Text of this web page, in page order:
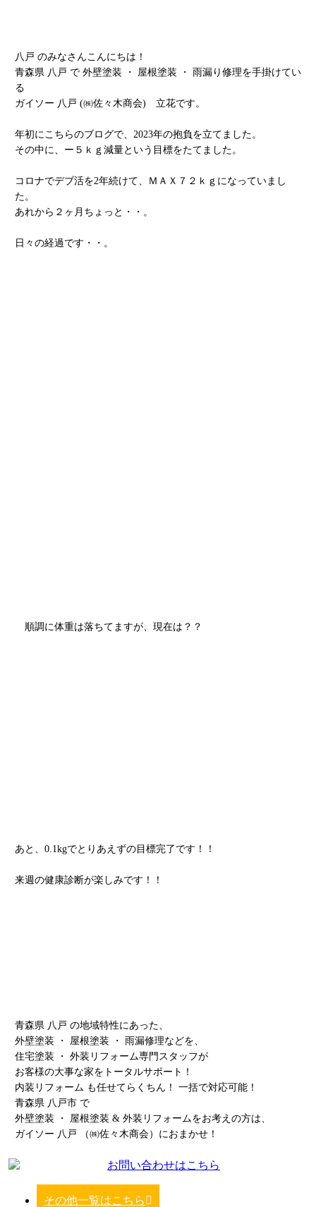
八戸 のみなさんこんにちは！
青森県 八戸 で 外壁塗装 ・ 屋根塗装 ・ 雨漏り修理を手掛けてい
る
ガイソー 八戸 (㈱佐々木商会) 立花です。
年初にこちらのブログで、2023年の抱負を立てました。
その中に、ー５ｋｇ減量という目標をたてました。
コロナでデブ活を2年続けて、ＭＡＸ７２ｋｇになっていまし
た。
あれから２ヶ月ちょっと・・。
日々の経過です・・。
順調に体重は落ちてますが、現在は？？
あと、0.1kgでとりあえずの目標完了です！！
来週の健康診断が楽しみです！！
青森県 八戸 の地域特性にあった、
外壁塗装 ・ 屋根塗装 ・ 雨漏修理などを、
住宅塗装 ・ 外装リフォーム専門スタッフが
お客様の大事な家をトータルサポート！
内装リフォーム も任せてらくちん！ 一括で対応可能！
青森県 八戸市 で
外壁塗装 ・ 屋根塗装 & 外装リフォームをお考えの方は、
ガイソー 八戸 （㈱佐々木商会）におまかせ！
その他一覧はこちら